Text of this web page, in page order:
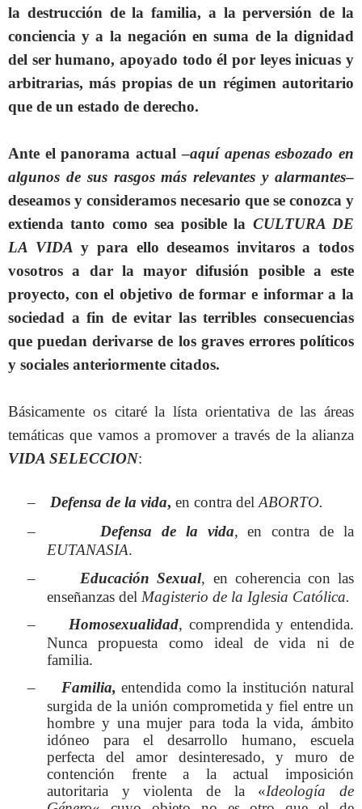
la destrucción de la familia, a la perversión de la
conciencia y a la negación en suma de la dignidad
del ser humano, apoyado todo él por leyes inicuas y
arbitrarias, más propias de un régimen autoritario
que de un estado de derecho.
Ante el panorama actual –aquí apenas esbozado en
algunos de sus rasgos más relevantes y alarmantes–
deseamos y consideramos necesario que se conozca y
extienda tanto como sea posible la CULTURA DE
LA VIDA y para ello deseamos invitaros a todos
vosotros a dar la mayor difusión posible a este
proyecto, con el objetivo de formar e informar a la
sociedad a fin de evitar las terribles consecuencias
que puedan derivarse de los graves errores políticos
y sociales anteriormente citados.
Básicamente os citaré la lísta orientativa de las áreas
temáticas que vamos a promover a través de la alianza
VIDA SELECCION:
– Defensa de la vida, en contra del ABORTO.
–
Defensa de la vida, en contra de la
EUTANASIA.
–
Educación Sexual, en coherencia con las
enseñanzas del Magisterio de la Iglesia Católica.
–
Homosexualidad, comprendida y entendida.
Nunca propuesta como ideal de vida ni de
familia.
–
Familia, entendida como la institución natural
surgida de la unión comprometida y fiel entre un
hombre y una mujer para toda la vida, ámbito
idóneo para el desarrollo humano, escuela
perfecta del amor desinteresado, y muro de
contención frente a la actual imposición
autoritaria y violenta de la «Ideología de